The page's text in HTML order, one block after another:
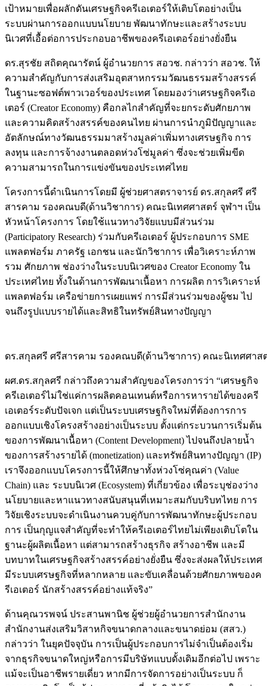
เป้าหมายเพื่อผลักดันเศรษฐกิจครีเอเตอร์ให้เติบโตอย่างเป็น
ระบบผ่านการออกแบบนโยบาย พัฒนาทักษะและสร้างระบบ
นิเวศที่เอื้อต่อการประกอบอาชีพของครีเอเตอร์อย่างยั่งยืน
ดร.สุรชัย สถิตคุณารัตน์ ผู้อำนวยการ สอวช. กล่าวว่า สอวช. ให้
ความสำคัญกับการส่งเสริมอุตสาหกรรมวัฒนธรรมสร้างสรรค์
ในฐานะซอฟต์พาวเวอร์ของประเทศ โดยมองว่าเศรษฐกิจครีเอ
เตอร์ (Creator Economy) คือกลไกสำคัญที่จะยกระดับศักยภาพ
และความคิดสร้างสรรค์ของคนไทย ผ่านการนำภูมิปัญญาและ
อัตลักษณ์ทางวัฒนธรรมมาสร้างมูลค่าเพิ่มทางเศรษฐกิจ การ
ลงทุน และการจ้างงานตลอดห่วงโซ่มูลค่า ซึ่งจะช่วยเพิ่มขีด
ความสามารถในการแข่งขันของประเทศไทย
โครงการนี้ดำเนินการโดยมี ผู้ช่วยศาสตราจารย์ ดร.สกุลศรี ศรี
สารคาม รองคณบดี(ด้านวิชาการ) คณะนิเทศศาสตร์ จุฬาฯ เป็น
หัวหน้าโครงการ โดยใช้แนวทางวิจัยแบบมีส่วนร่วม
(Participatory Research) ร่วมกับครีเอเตอร์ ผู้ประกอบการ SME
แพลตฟอร์ม ภาครัฐ เอกชน และนักวิชาการ เพื่อวิเคราะห์ภาพ
รวม ศักยภาพ ช่องว่างในระบบนิเวศของ Creator Economy ใน
ประเทศไทย ทั้งในด้านการพัฒนาเนื้อหา การผลิต การวิเคราะห์
แพลตฟอร์ม เครือข่ายการเผยแพร่ การมีส่วนร่วมของผู้ชม ไป
จนถึงรูปแบบรายได้และสิทธิในทรัพย์สินทางปัญญา
ดร.สกุลศรี ศรีสารคาม รองคณบดี(ด้านวิชาการ) คณะนิเทศศาส
ผศ.ดร.สกุลศรี กล่าวถึงความสำคัญของโครงการว่า “เศรษฐกิจ
ครีเอเตอร์ไม่ใช่แค่การผลิตคอนเทนต์หรือการหารายได้ของครี
เอเตอร์ระดับปัจเจก แต่เป็นระบบเศรษฐกิจใหม่ที่ต้องการการ
ออกแบบเชิงโครงสร้างอย่างเป็นระบบ ตั้งแต่กระบวนการเริ่มต้น
ของการพัฒนาเนื้อหา (Content Development) ไปจนถึงปลายน้ำ
ของการสร้างรายได้ (monetization) และทรัพย์สินทางปัญญา (IP)
เราจึงออกแบบโครงการนี้ให้ศึกษาทั้งห่วงโซ่คุณค่า (Value
Chain) และ ระบบนิเวศ (Ecosystem) ที่เกี่ยวข้อง เพื่อระบุช่องว่าง
นโยบายและหาแนวทางสนับสนุนที่เหมาะสมกับบริบทไทย การ
วิจัยเชิงระบบจะดำเนินงานควบคู่กับการพัฒนาทักษะผู้ประกอบ
การ เป็นกุญแจสำคัญที่จะทำให้ครีเอเตอร์ไทยไม่เพียงเติบโตใน
ฐานะผู้ผลิตเนื้อหา แต่สามารถสร้างธุรกิจ สร้างอาชีพ และมี
บทบาทในเศรษฐกิจสร้างสรรค์อย่างยั่งยืน ซึ่งจะส่งผลให้ประเทศ
มีระบบเศรษฐกิจที่หลากหลาย และขับเคลื่อนด้วยศักยภาพของค
รีเอเตอร์ นักสร้างสรรค์อย่างแท้จริง”
ด้านคุณวรพจน์ ประสานพานิช ผู้ช่วยผู้อำนวยการสำนักงาน
สำนักงานส่งเสริมวิสาหกิจขนาดกลางและขนาดย่อม (สสว.)
กล่าวว่า ในยุคปัจจุบัน การเป็นผู้ประกอบการไม่จำเป็นต้องเริ่ม
จากธุรกิจขนาดใหญ่หรือการมีบริษัทแบบดั้งเดิมอีกต่อไป เพราะ
แม้จะเป็นอาชีพรายเดี่ยว หากมีการจัดการอย่างเป็นระบบ ก็